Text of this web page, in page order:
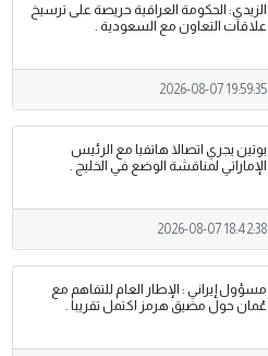
الزيدي: الحكومة العراقية حريصة على ترسيخ
علاقات التعاون مع السعودية .
2026-08-07 19:59:35
بوتين يجري اتصالا هاتفيا مع الرئيس
الإماراتي لمناقشة الوضع في الخليج .
2026-08-07 18:42:38
مسؤول إيراني : الإطار العام للتفاهم مع
عُمان حول مضيق هرمز اكتمل تقريبا .